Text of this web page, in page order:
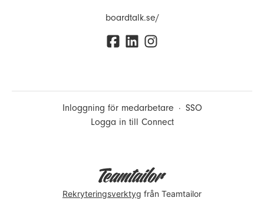
boardtalk.se/
Inloggning för medarbetare · SSO
Logga in till Connect
Rekryteringsverktyg från Teamtailor